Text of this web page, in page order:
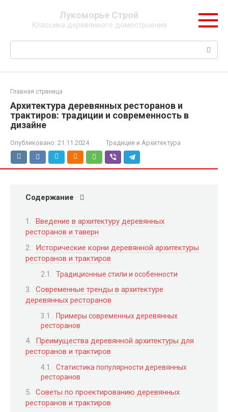
Лукоморье Строй
Классика деревянного домостроения
Поиск:
Главная страница
Архитектура деревянных ресторанов и
трактиров: традиции и современность в
дизайне
Опубликовано: 21.11.2024 Традиции и Архитектура
Содержание
Введение в архитектуру деревянных
ресторанов и таверн
Исторические корни деревянной архитектуры
ресторанов и трактиров
Традиционные стили и особенности
Современные тренды в архитектуре
деревянных ресторанов
Примеры современных деревянных
ресторанов
Преимущества деревянной архитектуры для
ресторанов и трактиров
Статистика популярности деревянных
ресторанов
Советы по проектированию деревянных
ресторанов и трактиров